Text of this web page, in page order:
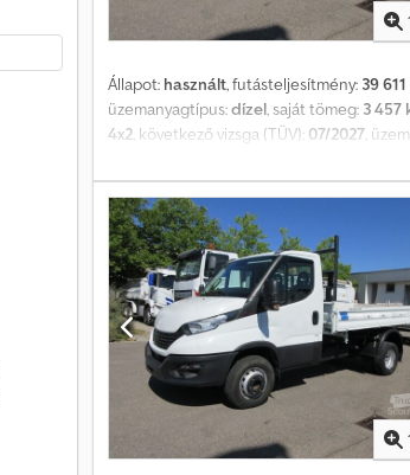
Állapot: használt, futásteljesítmény: 39
üzemanyagtípus:dízel , saját tömeg: 3 457
4x2 , következő vizsga (TÜV): 07/2027 ,
kipörgésgátló, légkondicionálás,
m / Sz = 2,20 m Credpozrhvbjfx Ak Esf *
váltó * ... rádió, tempomat, blokkolásgátló
vezetőülés, automata klímaberendezés,
multifunkciós kormánykerék, váltó,